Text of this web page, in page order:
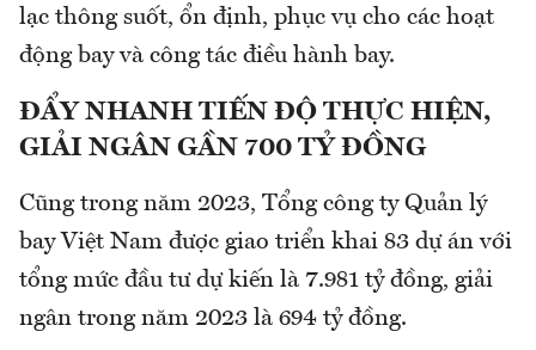
lạc thông suốt, ổn định, phục vụ cho các hoạt
động bay và công tác điều hành bay.
ĐẨY NHANH TIẾN ĐỘ THỰC HIỆN,
GIẢI NGÂN GẦN 700 TỶ ĐỒNG
Cũng trong năm 2023, Tổng công ty Quản lý
bay Việt Nam được giao triển khai 83 dự án với
tổng mức đầu tư dự kiến là 7.981 tỷ đồng, giải
ngân trong năm 2023 là 694 tỷ đồng.